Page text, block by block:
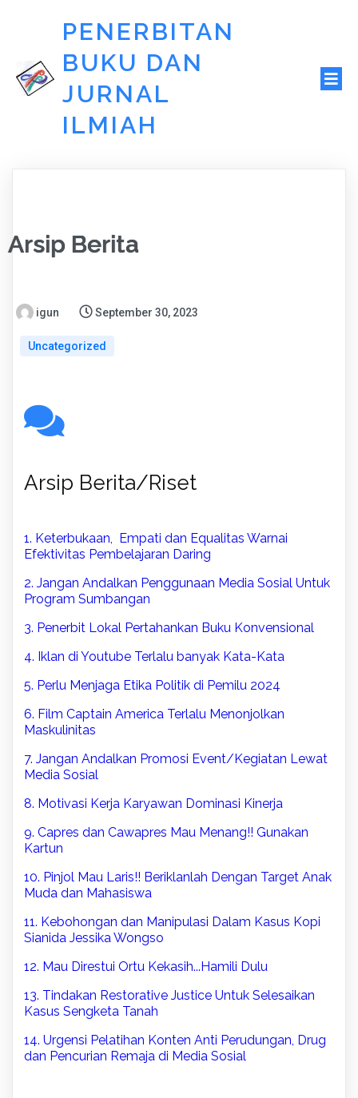
PENERBITAN
BUKU DAN
JURNAL
ILMIAH
Arsip Berita
igun September 30, 2023
Uncategorized
Arsip Berita/Riset
1. Keterbukaan, Empati dan Equalitas Warnai
Efektivitas Pembelajaran Daring
2. Jangan Andalkan Penggunaan Media Sosial Untuk
Program Sumbangan
3. Penerbit Lokal Pertahankan Buku Konvensional
4. Iklan di Youtube Terlalu banyak Kata-Kata
5. Perlu Menjaga Etika Politik di Pemilu 2024
6. Film Captain America Terlalu Menonjolkan
Maskulinitas
7. Jangan Andalkan Promosi Event/Kegiatan Lewat
Media Sosial
8. Motivasi Kerja Karyawan Dominasi Kinerja
9. Capres dan Cawapres Mau Menang!! Gunakan
Kartun
10. Pinjol Mau Laris!! Beriklanlah Dengan Target Anak
Muda dan Mahasiswa
11. Kebohongan dan Manipulasi Dalam Kasus Kopi
Sianida Jessika Wongso
12. Mau Direstui Ortu Kekasih...Hamili Dulu
13. Tindakan Restorative Justice Untuk Selesaikan
Kasus Sengketa Tanah
14. Urgensi Pelatihan Konten Anti Perudungan, Drug
dan Pencurian Remaja di Media Sosial